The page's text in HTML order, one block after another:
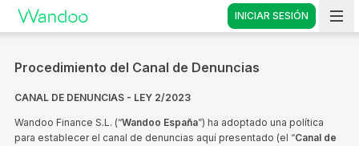
Vete a casa
INICIAR SESIÓN
Procedimiento del Canal de Denuncias
CANAL DE DENUNCIAS - LEY 2/2023
Wandoo Finance S.L. (“Wandoo España”) ha adoptado una política
para establecer el canal de denuncias aquí presentado (el “Canal de